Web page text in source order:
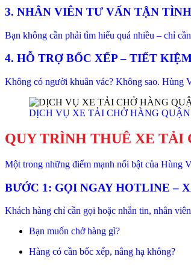
3. NHÂN VIÊN TƯ VẤN TẬN
Bạn không cần phải tìm hiểu quá nhiều – chỉ
4. HỖ TRỢ BỐC XẾP – TIẾT
Không có người khuân vác? Không sao. Hùng
DỊCH VỤ XE TẢI CHỞ HÀNG QUẬN
QUY TRÌNH THUÊ XE TẢI
Một trong những điểm mạnh nổi bật của Hùng
BƯỚC 1: GỌI NGAY HOTLINE –
Khách hàng chỉ cần gọi hoặc nhắn tin, nhân
Bạn muốn chở hàng gì?
Hàng có cần bốc xếp, nâng hạ không?